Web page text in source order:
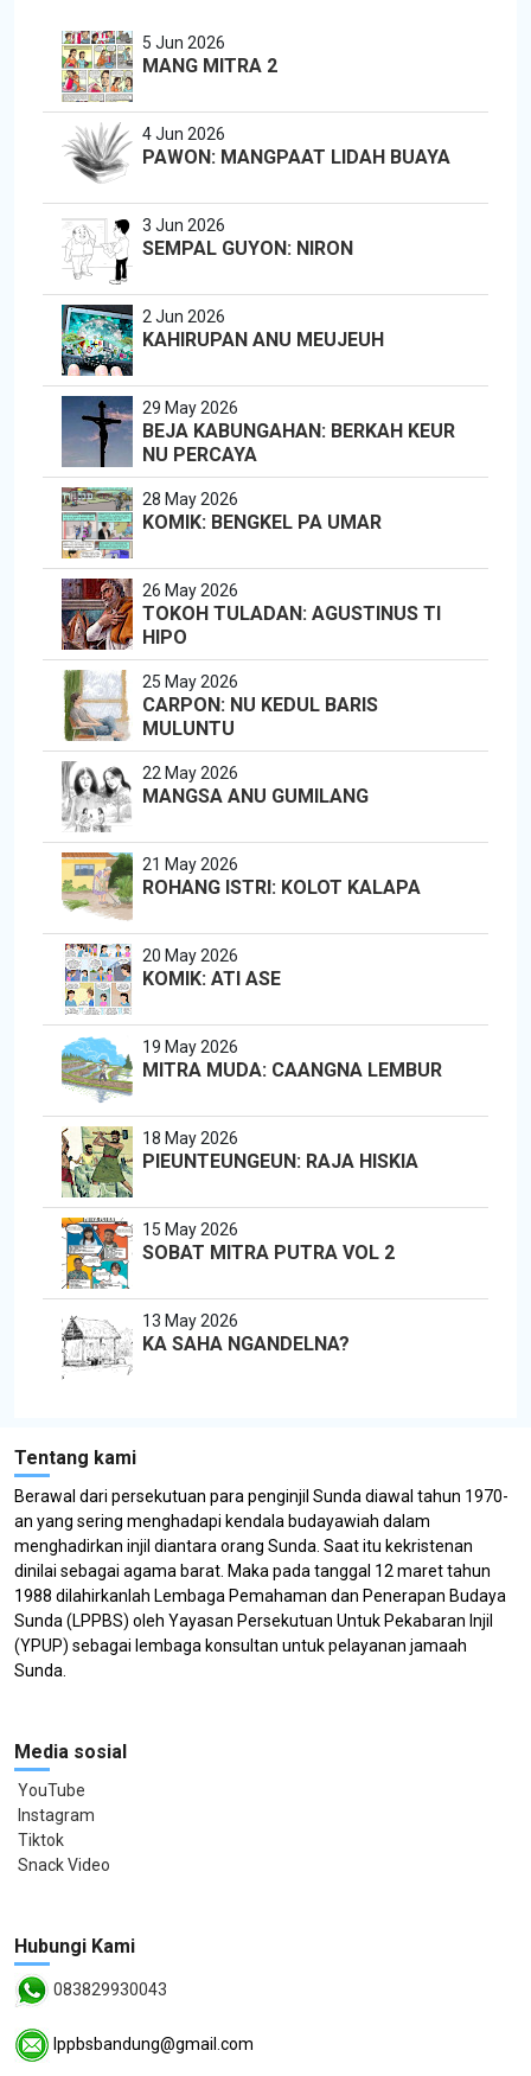
5 Jun 2026
MANG MITRA 2
4 Jun 2026
PAWON: MANGPAAT LIDAH BUAYA
3 Jun 2026
SEMPAL GUYON: NIRON
2 Jun 2026
KAHIRUPAN ANU MEUJEUH
29 May 2026
BEJA KABUNGAHAN: BERKAH KEUR
NU PERCAYA
28 May 2026
KOMIK: BENGKEL PA UMAR
26 May 2026
TOKOH TULADAN: AGUSTINUS TI
HIPO
25 May 2026
CARPON: NU KEDUL BARIS
MULUNTU
22 May 2026
MANGSA ANU GUMILANG
21 May 2026
ROHANG ISTRI: KOLOT KALAPA
20 May 2026
KOMIK: ATI ASE
19 May 2026
MITRA MUDA: CAANGNA LEMBUR
18 May 2026
PIEUNTEUNGEUN: RAJA HISKIA
15 May 2026
SOBAT MITRA PUTRA VOL 2
13 May 2026
KA SAHA NGANDELNA?
Tentang kami
Berawal dari persekutuan para penginjil Sunda diawal tahun 1970-
an yang sering menghadapi kendala budayawiah dalam
menghadirkan injil diantara orang Sunda. Saat itu kekristenan
dinilai sebagai agama barat. Maka pada tanggal 12 maret tahun
1988 dilahirkanlah Lembaga Pemahaman dan Penerapan Budaya
Sunda (LPPBS) oleh Yayasan Persekutuan Untuk Pekabaran Injil
(YPUP) sebagai lembaga konsultan untuk pelayanan jamaah
Sunda.
Media sosial
YouTube
Instagram
Tiktok
Snack Video
Hubungi Kami
083829930043
lppbsbandung@gmail.com